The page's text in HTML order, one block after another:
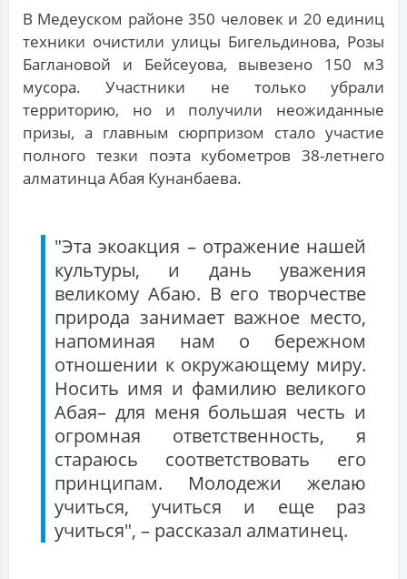
В Медеуском районе 350 человек и 20 единиц
техники очистили улицы Бигельдинова, Розы
Баглановой и Бейсеуова, вывезено 150 м3
мусора. Участники не только убрали
территорию, но и получили неожиданные
призы, а главным сюрпризом стало участие
полного тезки поэта кубометров 38-летнего
алматинца Абая Кунанбаева.
"Эта экоакция – отражение нашей
культуры, и дань уважения
великому Абаю. В его творчестве
природа занимает важное место,
напоминая нам о бережном
отношении к окружающему миру.
Носить имя и фамилию великого
Абая– для меня большая честь и
огромная ответственность, я
стараюсь соответствовать его
принципам. Молодежи желаю
учиться, учиться и еще раз
учиться", – рассказал алматинец.